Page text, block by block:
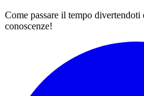
Come passare il tempo
conoscenze!